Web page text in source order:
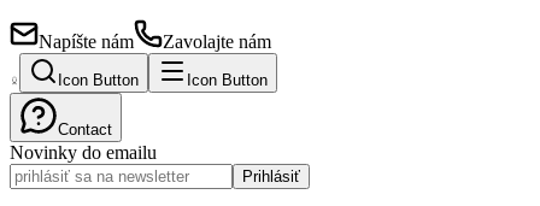
Napíšte nám Zavolajte nám
Icon Button Icon Button
Contact
Novinky do emailu
Prihlásiť